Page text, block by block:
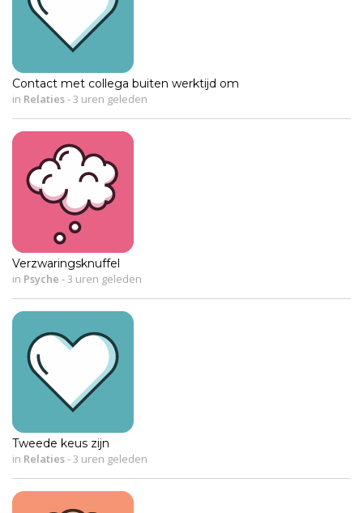
Contact met collega buiten werktijd om
in Relaties- 3 uren geleden
Verzwaringsknuffel
in Psyche - 3 uren geleden
Tweede keus zijn
in Relaties- 3 uren geleden